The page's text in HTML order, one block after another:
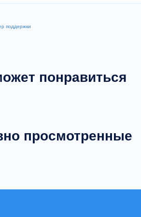
бетонов и строительных
понравиться
просмотренные